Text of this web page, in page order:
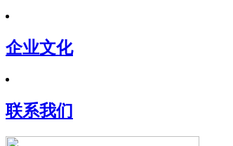
企业文化
联系我们